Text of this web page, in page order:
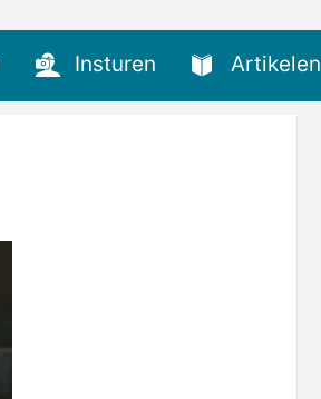
Insturen Artikelen